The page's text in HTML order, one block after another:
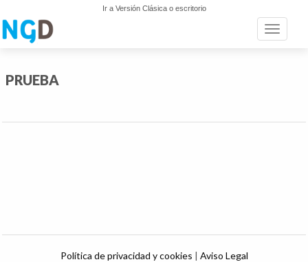
Ir a Versión Clásica o escritorio
Toggle
PRUEBA
Política de privacidad y cookies | Aviso Legal